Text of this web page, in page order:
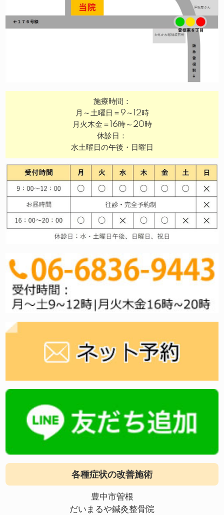
施療時間：
月～土曜日＝9～12時
月火木金＝16時～20時
休診日：
水土曜日の午後・日曜日
各種症状の改善施術
豊中市曽根
だいまるや鍼灸整骨院